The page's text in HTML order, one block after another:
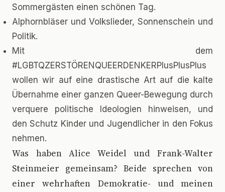
Sommergästen einen schönen Tag.
Alphornbläser und Volkslieder, Sonnenschein und
Politik.
Mit dem
#LGBTQZERSTÖRENQUEERDENKERPlusPlusPlus
wollen wir auf eine drastische Art auf die kalte
Übernahme einer ganzen Queer-Bewegung durch
verquere politische Ideologien hinweisen, und
den Schutz Kinder und Jugendlicher in den Fokus
nehmen.
Was haben Alice Weidel und Frank-Walter
Steinmeier gemeinsam? Beide sprechen von
einer wehrhaften Demokratie- und meinen